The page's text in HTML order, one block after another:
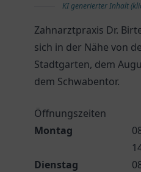
KI generierter Inhalt
Zahnarztpraxis Dr.
sich in der Nähe von
Stadtgarten, dem
dem Schwabentor.
Öffnungszeiten
Montag
Dienstag